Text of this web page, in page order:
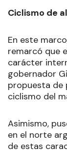
Ciclismo de
En este
remarcó que
carácter
gobernador
propuesta de
ciclismo del
Asimismo,
en el norte
de estas